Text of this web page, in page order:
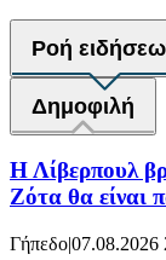
Ροή
Δημοφιλή
Η Λίβερπουλ
Ζότα θα είναι
Γήπεδο|07.08.2026